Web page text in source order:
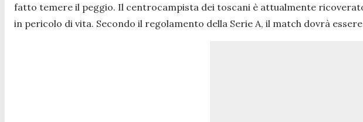
fatto temere il peggio. Il centrocampista dei toscani è attualmente
in pericolo di vita. Secondo il regolamento della Serie A, il match dovrà